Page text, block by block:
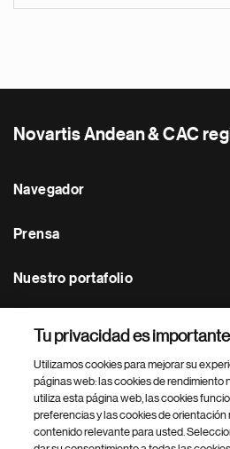
Novartis Andean & CAC
Navegador
Prensa
Nuestro portafolio
Footer Site Search
Tu privacidad es
Utilizamos cookies para mejorar su
páginas web: las cookies de rendimiento
utiliza esta página web, las cookies
preferencias y las cookies de
contenido relevante para usted.